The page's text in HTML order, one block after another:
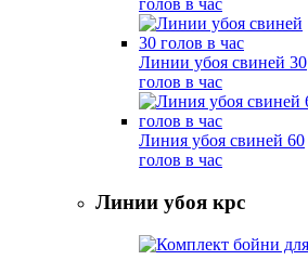
голов в час
Линии убоя свиней 30
голов в час
Линия убоя свиней 60
голов в час
Линии убоя крс